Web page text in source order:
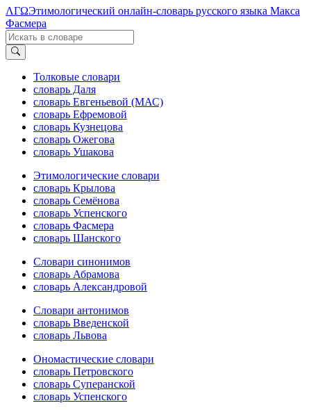
ΛΓΩЭтимологический онлайн-словарь русского языка Макса
Фасмера
Толковые словари
словарь Даля
словарь Евгеньевой (МАС)
словарь Ефремовой
словарь Кузнецова
словарь Ожегова
словарь Ушакова
Этимологические словари
словарь Крылова
словарь Семёнова
словарь Успенского
словарь Фасмера
словарь Шанского
Словари синонимов
словарь Абрамова
словарь Александровой
Словари антонимов
словарь Введенской
словарь Львова
Ономастические словари
словарь Петровского
словарь Суперанской
словарь Успенского